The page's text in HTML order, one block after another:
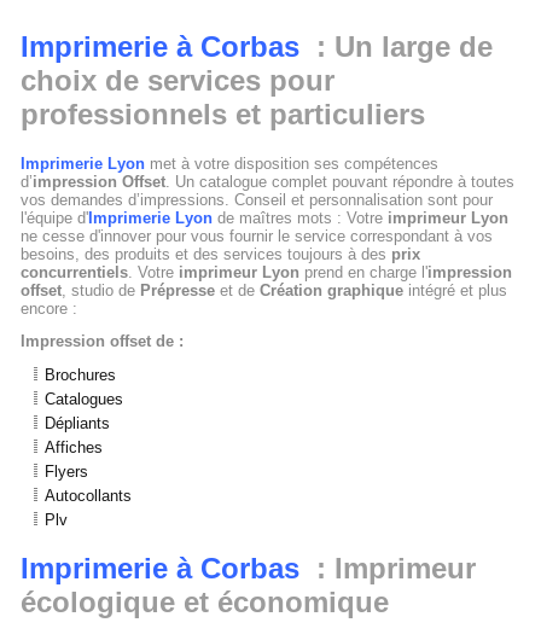
Imprimerie à Corbas : Un large de
choix de services pour
professionnels et particuliers
Imprimerie Lyon met à votre disposition ses compétences
d’impression Offset. Un catalogue complet pouvant répondre à toutes
vos demandes d’impressions. Conseil et personnalisation sont pour
l'équipe d' Imprimerie Lyon de maîtres mots : Votre imprimeur Lyon
ne cesse d'innover pour vous fournir le service correspondant à vos
besoins, des produits et des services toujours à des prix
concurrentiels. Votre imprimeur Lyon prend en charge l'impression
offset, studio de Prépresse et deCréation graphique intégré et plus
encore :
Impression offset de :
Brochures
Catalogues
Dépliants
Affiches
Flyers
Autocollants
Plv
Imprimerie à Corbas : Imprimeur
écologique et économique